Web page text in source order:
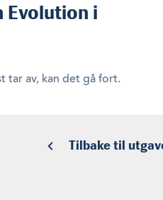
Evolution i
tar av, kan det gå fort.
Tilbake til